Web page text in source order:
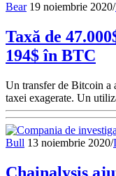
Bear 19 noiembrie 2020/
Taxă de
194$ în BTC
Un transfer de Bitcoin a
taxei exagerate. Un
Bull 13 noiembrie 2020/